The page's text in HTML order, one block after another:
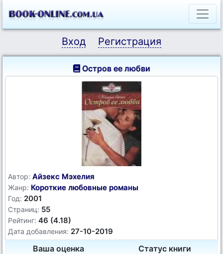
Вход Регистрация
Остров ее любви
Автор: Айзекс Мэхелия
Жанр: Короткие любовные романы
Год: 2001
Страниц: 55
Рейтинг: 46 (4.18)
Дата добавления: 27-10-2019
Ваша оценка Статус книги